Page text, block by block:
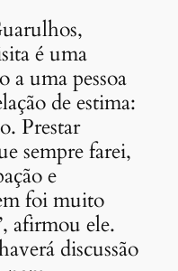
é uma
a uma pessoa
de estima:
Prestar
sempre farei,
e
foi muito
afirmou ele.
discussão